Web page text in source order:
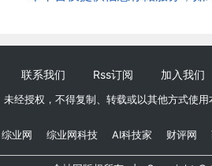
联系我们 Rss订阅 加入我们
未经授权，不得复制、转载或以其他方式使
综业网 综业网科技 AI科技家 财评网